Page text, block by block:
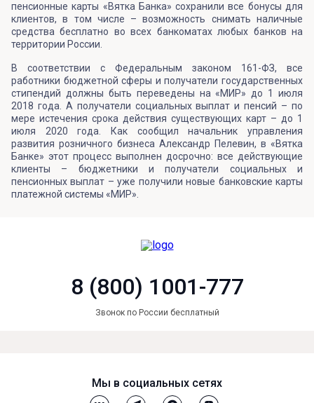
пенсионные карты «Вятка Банка» сохранили все бонусы для
клиентов, в том числе – возможность снимать наличные
средства бесплатно во всех банкоматах любых банков на
территории России.
В соответствии с Федеральным законом 161-ФЗ, все
работники бюджетной сферы и получатели государственных
стипендий должны быть переведены на «МИР» до 1 июля
2018 года. А получатели социальных выплат и пенсий – по
мере истечения срока действия существующих карт – до 1
июля 2020 года. Как сообщил начальник управления
развития розничного бизнеса Александр Пелевин, в «Вятка
Банке» этот процесс выполнен досрочно: все действующие
клиенты – бюджетники и получатели социальных и
пенсионных выплат – уже получили новые банковские карты
платежной системы «МИР».
8 (800) 1001-777
Звонок по России бесплатный
Мы в социальных сетях